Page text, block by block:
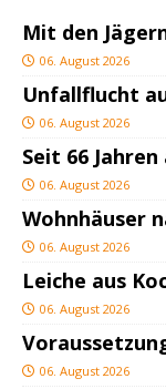
Mit den
06. August 2026
Unfallflucht
06. August 2026
Seit 66
06. August 2026
Wohnhäuser
06. August 2026
Leiche aus
06. August 2026
06. August 2026